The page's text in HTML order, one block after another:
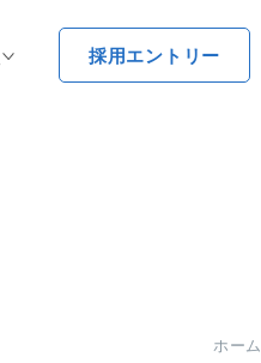
採用エントリー
ホーム